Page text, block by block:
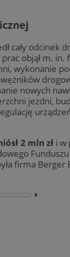
cały odcinek
objął m. in.
wykonanie
nowych
jezdni,
2 mln zł i w
firma Berger
⏵︎